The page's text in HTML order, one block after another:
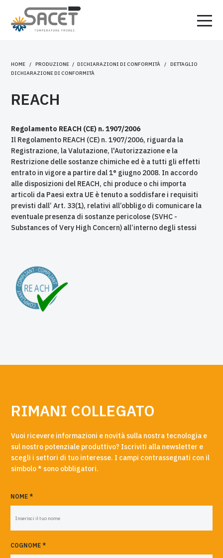
HOME/ PRODUZIONE/ DICHIARAZIONI DI CONFORMITÀ/ DETTAGLIO
DICHIARAZIONE DI CONFORMITÀ
REACH
Regolamento REACH (CE) n. 1907/2006
Il Regolamento REACH (CE) n. 1907/2006, riguarda la
Registrazione, la Valutazione, l'Autorizzazione e la
Restrizione delle sostanze chimiche ed è a tutti gli effetti
entrato in vigore a partire dal 1° giugno 2008. In accordo
alle disposizioni del REACH, chi produce o chi importa
articoli da Paesi extra UE è tenuto a soddisfare i requisiti
previsti dall’ Art. 33(1), relativi all’obbligo di comunicare la
eventuale presenza di sostanze pericolose (SVHC -
Substances of Very High Concern) all’interno degli stessi
RIMANI COLLEGATO
Vuoi ricevere informazioni e novità sulla nostra tecnologia e
sul nostro potenziale produttivo? Iscriviti alla newsletter e
scegli i settori di tuo interesse. I campi contrassegnati con il
simbolo * sono obbligatori.
NOME *
COGNOME *